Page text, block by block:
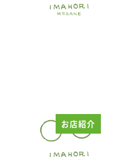
お店紹介